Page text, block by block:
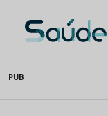
to
content
Saúde Oral
PUB